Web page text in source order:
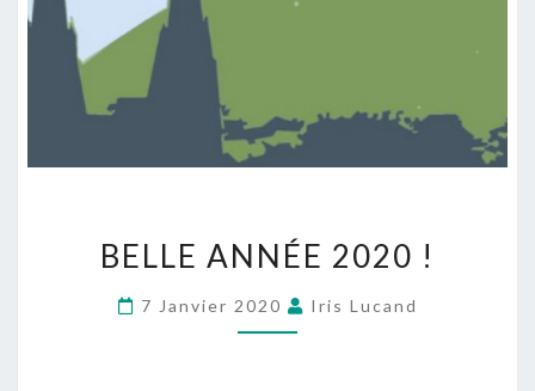
BELLE ANNÉE 2020 !
7 Janvier 2020 Iris Lucand